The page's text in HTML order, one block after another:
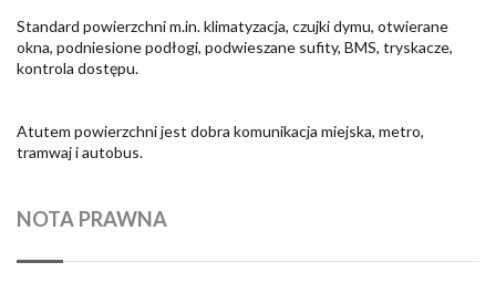
Standard powierzchni m.in. klimatyzacja, czujki dymu, otwierane
okna, podniesione podłogi, podwieszane sufity, BMS, tryskacze,
kontrola dostępu.
Atutem powierzchni jest dobra komunikacja miejska, metro,
tramwaj i autobus.
NOTA PRAWNA